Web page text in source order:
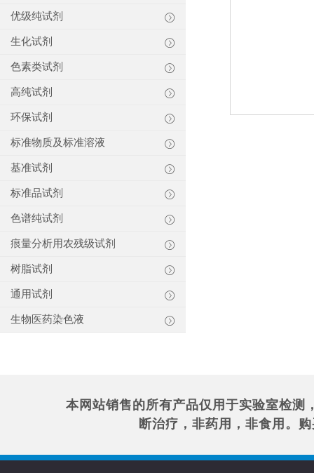
优级纯试剂
生化试剂
色素类试剂
高纯试剂
环保试剂
标准物质及标准溶液
基准试剂
标准品试剂
色谱纯试剂
痕量分析用农残级试剂
树脂试剂
通用试剂
生物医药染色液
本网站销售的所有产品仅用于实验室检测
断治疗，非药用，非食用。